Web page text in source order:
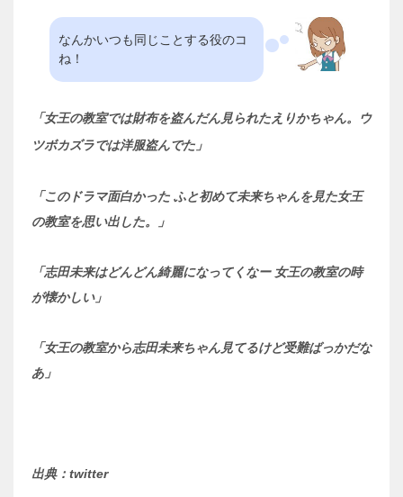
なんかいつも同じことする役のコ
ね！
「女王の教室では財布を盗んだん見られたえりかちゃん。ウ
ツボカズラでは洋服盗んでた」
「このドラマ面白かった ふと初めて未来ちゃんを見た女王
の教室を思い出した。」
「志田未来はどんどん綺麗になってくなー 女王の教室の時
が懐かしい」
「女王の教室から志田未来ちゃん見てるけど受難ばっかだな
あ」
出典：twitter